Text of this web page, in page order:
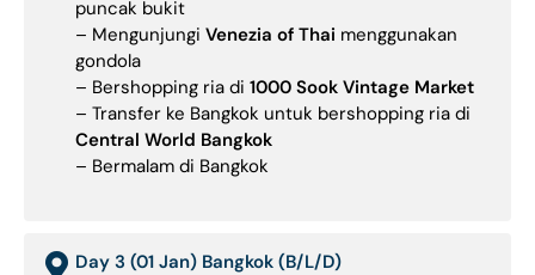
puncak bukit
– Mengunjungi Venezia of Thai menggunakan
gondola
– Bershopping ria di 1000 Sook Vintage Market
– Transfer ke Bangkok untuk bershopping ria di
Central World Bangkok
– Bermalam di Bangkok
Day 3 (01 Jan) Bangkok (B/L/D)